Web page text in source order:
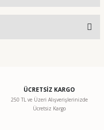
görüntülenemiyor.
ÜCRETSİZ KARGO
250 TL ve Üzeri Alışverişlerinizde
Ücretsiz Kargo